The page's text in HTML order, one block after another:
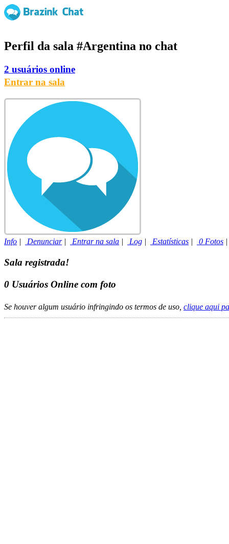
Perfil da sala #Argentina no chat
2 usuários online
Entrar na sala
Info | Denunciar| Entrar na sala | Log | Estatísticas | 0 Fotos
Sala registrada!
0 Usuários Online com foto
Se houver algum usuário infringindo os termos de uso, clique aqui